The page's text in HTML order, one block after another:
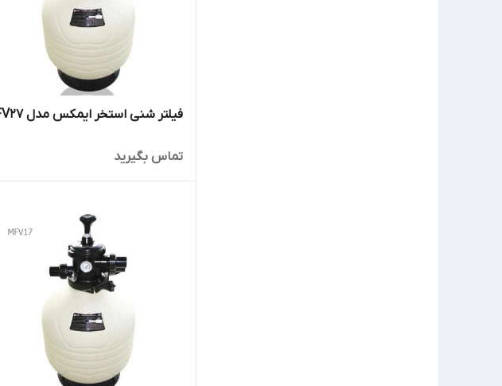
فیلتر شنی استخر ایمکس مدل MFV27
تماس بگیرید